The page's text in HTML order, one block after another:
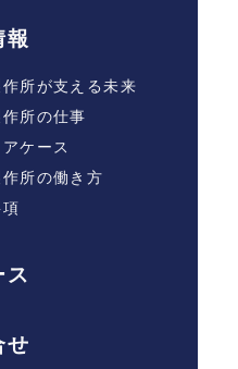
公表するものとしま
）
いて，あらかじめユ
三者に個人情報を
し，個人情報保護
保護のために必要が
得ることが困難で
て，本人の同意を
報
所が支える未来
所の仕事
ケース
所の働き方
ス
せ